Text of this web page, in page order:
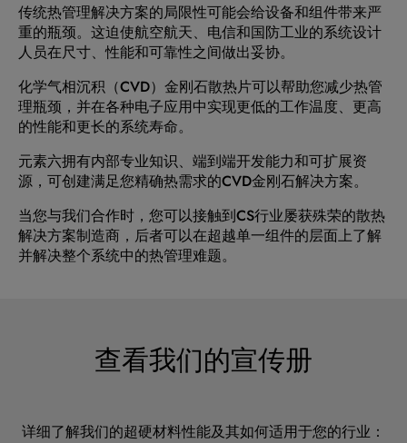
传统热管理解决方案的局限性可能会给设备和组件带来严
重的瓶颈。这迫使航空航天、电信和国防工业的系统设计
人员在尺寸、性能和可靠性之间做出妥协。
化学气相沉积（CVD）金刚石散热片可以帮助您减少热管
理瓶颈，并在各种电子应用中实现更低的工作温度、更高
的性能和更长的系统寿命。
元素六拥有内部专业知识、端到端开发能力和可扩展资
源，可创建满足您精确热需求的CVD金刚石解决方案。
当您与我们合作时，您可以接触到CS行业屡获殊荣的散热
解决方案制造商，后者可以在超越单一组件的层面上了解
并解决整个系统中的热管理难题。
查看我们的宣传册
详细了解我们的超硬材料性能及其如何适用于您的行业：